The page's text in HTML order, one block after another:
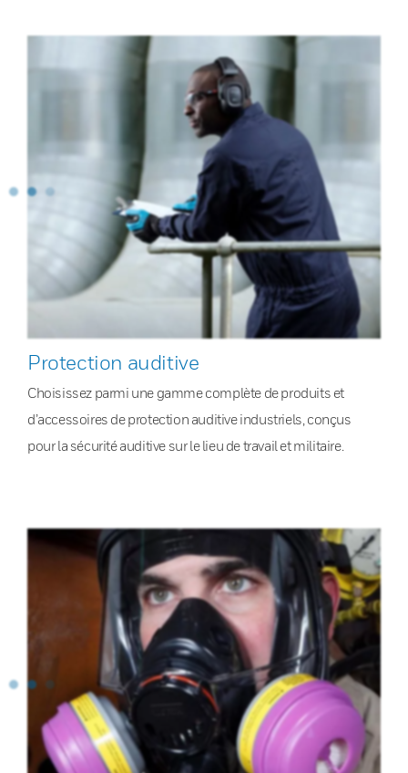
Protection auditive
Choisissez parmi une gamme complète de produits et
d’accessoires de protection auditive industriels, conçus
pour la sécurité auditive sur le lieu de travail et militaire.